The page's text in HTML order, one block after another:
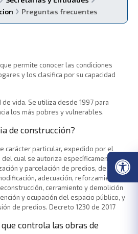
Preguntas frecuentes
permite conocer las condiciones
y los clasifica por su capacidad
vida. Se utiliza desde 1997 para
los más pobres y vulnerables.
de construcción?
carácter particular, expedido por el
cual se autoriza específicamente a
y parcelación de predios, de
adecuación, reforzamiento
cerramiento y demolición
y ocupación del espacio público, y
de predios. Decreto 1230 de 2017
controla las obras de